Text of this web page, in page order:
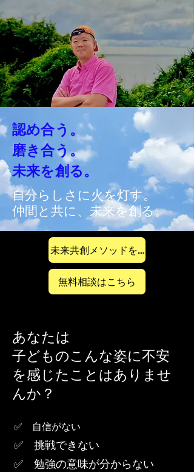
認め合う。
磨き合う。
​未来を創る。
自分らしさに火を灯す。
​仲間と共に、未来を創る。
未来共創メソッドを見る
無料相談はこちら
あなたは
​子どものこんな姿に不安
を感じたことはありませ
んか？
✅ 自信がない
✅ 挑戦できない
✅ 勉強の意味が分からない